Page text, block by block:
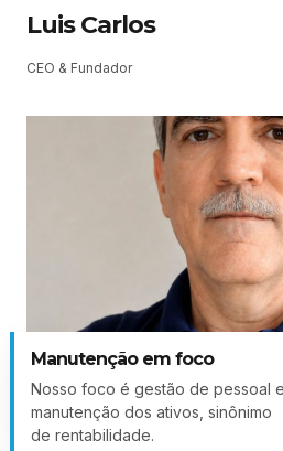
Manutenção em foco
Nosso foco é gestão de pessoal e
manutenção dos ativos, sinônimo
de rentabilidade.
Luis Carlos
CEO & Fundador